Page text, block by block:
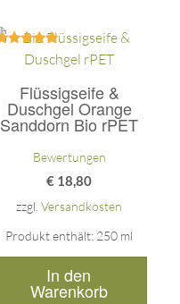
Flüssigseife &
Duschgel Orange
Sanddorn Bio rPET
Bewertet
mit
von 5
Bewertungen
€ 18,80
zzgl.Versandkosten
Produkt enthält: 250 ml
In den
Warenkorb